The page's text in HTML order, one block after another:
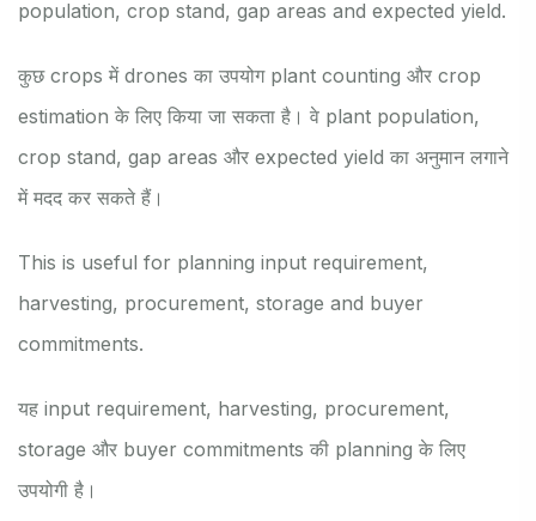
population, crop stand, gap areas and expected yield.
कुछ crops में drones का उपयोग plant counting और crop
estimation के लिए किया जा सकता है। वे plant population,
crop stand, gap areas और expected yield का अनुमान लगाने
में मदद कर सकते हैं।
This is useful for planning input requirement,
harvesting, procurement, storage and buyer
commitments.
यह input requirement, harvesting, procurement,
storage और buyer commitments की planning के लिए
उपयोगी है।